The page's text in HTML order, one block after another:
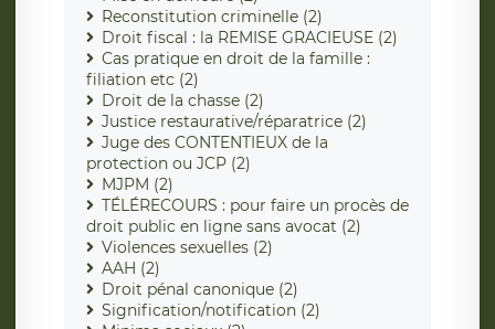
Reconstitution criminelle (2)
Droit fiscal : la REMISE GRACIEUSE (2)
Cas pratique en droit de la famille :
filiation etc (2)
Droit de la chasse (2)
Justice restaurative/réparatrice (2)
Juge des CONTENTIEUX de la
protection ou JCP (2)
MJPM (2)
TÉLÉRECOURS : pour faire un procès de
droit public en ligne sans avocat (2)
Violences sexuelles (2)
AAH (2)
Droit pénal canonique (2)
Signification/notification (2)